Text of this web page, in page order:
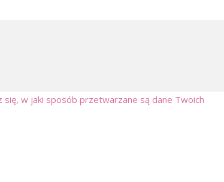
się, w jaki sposób przetwarzane są dane Twoich